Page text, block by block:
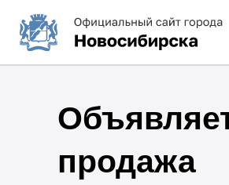
продажа